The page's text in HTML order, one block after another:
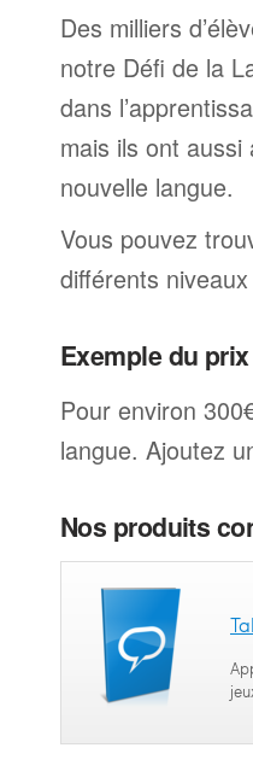
Des milliers
notre Défi de la
dans
mais ils ont aussi
nouvelle langue.
Vous pouvez
différents
Exemple du
Pour environ
langue. Ajoutez
Nos produits